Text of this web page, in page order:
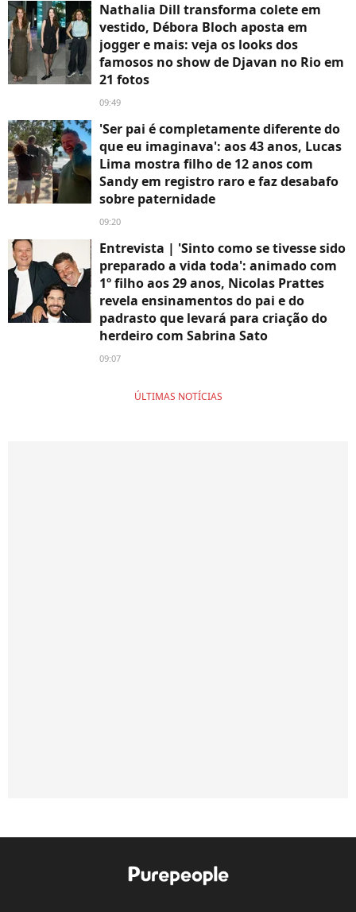
Nathalia Dill transforma colete em
vestido, Débora Bloch aposta em
jogger e mais: veja os looks dos
famosos no show de Djavan no Rio em
21 fotos
09:49
'Ser pai é completamente diferente do
que eu imaginava': aos 43 anos, Lucas
Lima mostra filho de 12 anos com
Sandy em registro raro e faz desabafo
sobre paternidade
09:20
Entrevista | 'Sinto como se tivesse sido
preparado a vida toda': animado com
1º filho aos 29 anos, Nicolas Prattes
revela ensinamentos do pai e do
padrasto que levará para criação do
herdeiro com Sabrina Sato
09:07
ÚLTIMAS NOTÍCIAS